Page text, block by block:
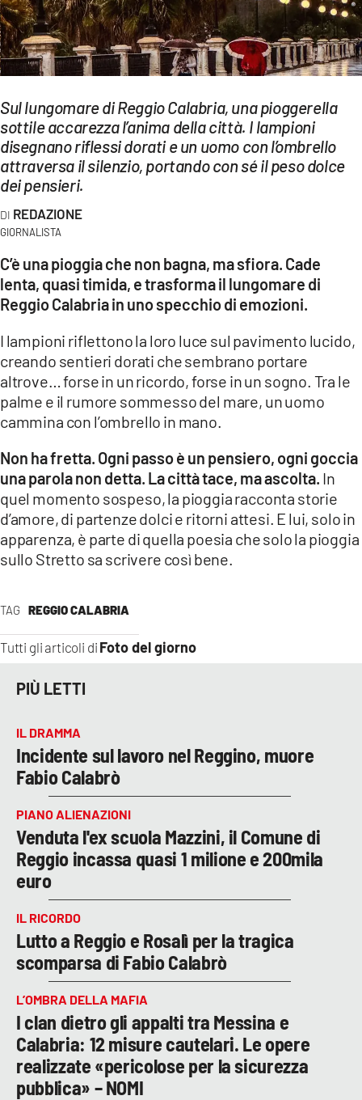
EVENTI
SPORT
Streaming
LAC TV
LAC NETWORK
LAC ONAIR
Network
LACPLAY.IT
LACONAIR.IT
LACITYMAG.IT
ILREGGINO.IT
COSENZACHANNEL.IT
ILVIBONESE.IT
CATANZAROCHANNEL.IT
LACAPITALENEWS.IT
App
ANDROID
Sul lungomare di Reggio Calabria, una pioggerella
sottile accarezza l’anima della città. I lampioni
disegnano riflessi dorati e un uomo con l’ombrello
attraversa il silenzio, portando con sé il peso dolce
dei pensieri.
REDAZIONE
GIORNALISTA
TAG REGGIO CALABRIA
Tutti gli articoli di Foto del giorno
C’è una pioggia che non bagna, ma sfiora. Cade
lenta, quasi timida, e trasforma il lungomare di
Reggio Calabria in uno specchio di emozioni.
I lampioni riflettono la loro luce sul pavimento lucido,
creando sentieri dorati che sembrano portare
altrove… forse in un ricordo, forse in un sogno. Tra le
palme e il rumore sommesso del mare, un uomo
cammina con l’ombrello in mano.
Non ha fretta. Ogni passo è un pensiero, ogni goccia
una parola non detta. La città tace, ma ascolta. In
quel momento sospeso, la pioggia racconta storie
d’amore, di partenze dolci e ritorni attesi. E lui, solo in
apparenza, è parte di quella poesia che solo la pioggia
sullo Stretto sa scrivere così bene.
PIÙ LETTI
IL DRAMMA
Incidente sul lavoro nel Reggino, muore
Fabio Calabrò
PIANO ALIENAZIONI
Venduta l'ex scuola Mazzini, il Comune di
Reggio incassa quasi 1 milione e 200mila
euro
IL RICORDO
Lutto a Reggio e Rosalì per la tragica
scomparsa di Fabio Calabrò
L’OMBRA DELLA MAFIA
I clan dietro gli appalti tra Messina e
Calabria: 12 misure cautelari. Le opere
realizzate «pericolose per la sicurezza
pubblica» – NOMI